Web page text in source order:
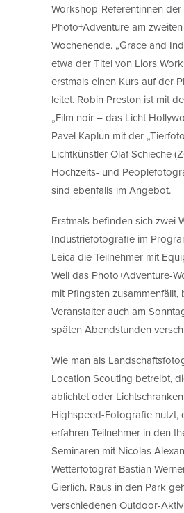
Workshop-Referentinnen der
Photo+Adventure am
Wochenende. „Grace and
etwa der Titel von Liors
erstmals einen Kurs auf der
leitet. Robin Preston ist mit
„Film noir – das Licht
Pavel Kaplun mit der
Lichtkünstler Olaf Schieche
Hochzeits- und
sind ebenfalls im Angebot.
Erstmals befinden sich zwei
Industriefotografie im
Leica die Teilnehmer mit
Weil das Photo+Adventure-
mit Pfingsten zusammenfällt,
Veranstalter auch am
späten Abendstunden
Wie man als
Location Scouting betreibt,
ablichtet oder
Highspeed-Fotografie nutzt,
erfahren Teilnehmer in den
Seminaren mit Nicolas
Wetterfotograf Bastian
Gierlich. Raus in den Park
verschiedenen Outdoor-